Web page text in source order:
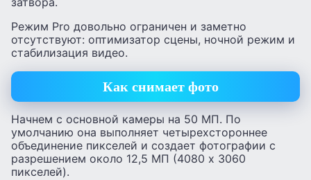
Режим Pro довольно ограничен и заметно
отсутствуют: оптимизатор сцены, ночной режим и
стабилизация видео.
Как снимает фото
Начнем с основной камеры на 50 МП. По
умолчанию она выполняет четырехстороннее
объединение пикселей и создает фотографии с
разрешением около 12,5 МП (4080 x 3060
пикселей).